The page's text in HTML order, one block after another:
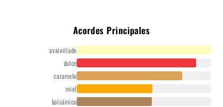
Acordes Principales
avainillado
dulce
caramelo
miel
balsámico